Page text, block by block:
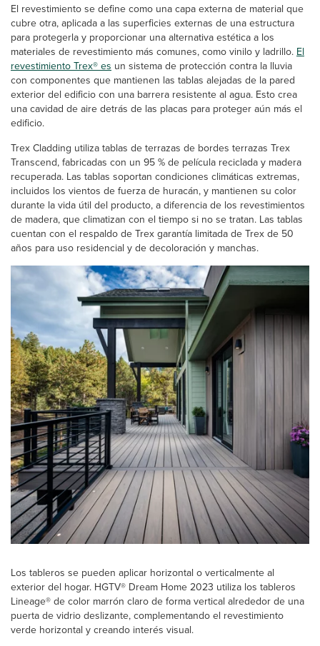
El revestimiento se define como una capa externa de material que
cubre otra, aplicada a las superficies externas de una estructura
para protegerla y proporcionar una alternativa estética a los
materiales de revestimiento más comunes, como vinilo y ladrillo. El
revestimiento Trex® es un sistema de protección contra la lluvia
con componentes que mantienen las tablas alejadas de la pared
exterior del edificio con una barrera resistente al agua. Esto crea
una cavidad de aire detrás de las placas para proteger aún más el
edificio.
Trex Cladding utiliza tablas de terrazas de bordes terrazas Trex
Transcend, fabricadas con un 95 % de película reciclada y madera
recuperada. Las tablas soportan condiciones climáticas extremas,
incluidos los vientos de fuerza de huracán, y mantienen su color
durante la vida útil del producto, a diferencia de los revestimientos
de madera, que climatizan con el tiempo si no se tratan. Las tablas
cuentan con el respaldo de Trex garantía limitada de Trex de 50
años para uso residencial y de decoloración y manchas.
Los tableros se pueden aplicar horizontal o verticalmente al
exterior del hogar. HGTV® Dream Home 2023 utiliza los tableros
Lineage® de color marrón claro de forma vertical alrededor de una
puerta de vidrio deslizante, complementando el revestimiento
verde horizontal y creando interés visual.